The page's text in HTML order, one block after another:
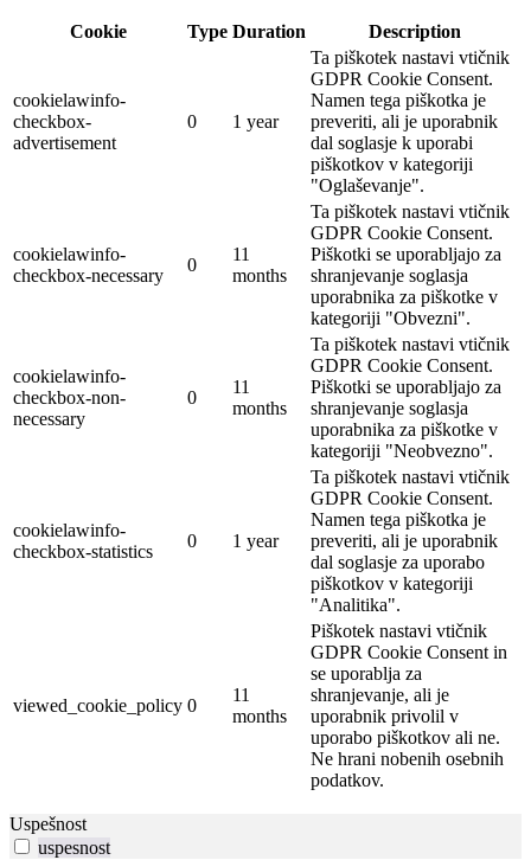
Cookie Type Duration Description
cookielawinfo-
checkbox-
advertisement
0 1 year
Ta piškotek nastavi vtičnik
GDPR Cookie Consent.
Namen tega piškotka je
preveriti, ali je uporabnik
dal soglasje k uporabi
piškotkov v kategoriji
"Oglaševanje".
cookielawinfo-
checkbox-necessary
0
11
months
Ta piškotek nastavi vtičnik
GDPR Cookie Consent.
Piškotki se uporabljajo za
shranjevanje soglasja
uporabnika za piškotke v
kategoriji "Obvezni".
cookielawinfo-
checkbox-non-
necessary
0
11
months
Ta piškotek nastavi vtičnik
GDPR Cookie Consent.
Piškotki se uporabljajo za
shranjevanje soglasja
uporabnika za piškotke v
kategoriji "Neobvezno".
cookielawinfo-
checkbox-statistics
0 1 year
Ta piškotek nastavi vtičnik
GDPR Cookie Consent.
Namen tega piškotka je
preveriti, ali je uporabnik
dal soglasje za uporabo
piškotkov v kategoriji
"Analitika".
viewed_cookie_policy 0
11
months
Piškotek nastavi vtičnik
GDPR Cookie Consent in
se uporablja za
shranjevanje, ali je
uporabnik privolil v
uporabo piškotkov ali ne.
Ne hrani nobenih osebnih
podatkov.
Uspešnost
uspesnost